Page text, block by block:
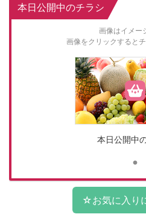
本日公開中のチラシ
画像はイメー
画像をクリックするとチ
本日公開中